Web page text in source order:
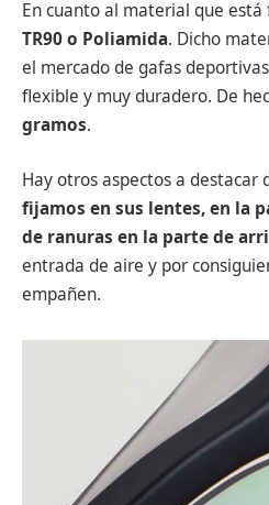
En cuanto al material que
TR90 o Poliamida. Dicho
el mercado de gafas
flexible y muy duradero. De
gramos.
Hay otros aspectos a destacar
fijamos en sus lentes, en la
de ranuras en la parte de
entrada de aire y por
empañen.